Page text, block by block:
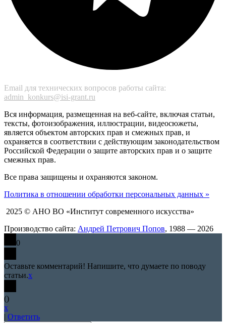
Email для технических вопросов работы сайта:
admin_konkurs@isi-grant.ru
Вся информация, размещенная на веб-сайте, включая статьи,
тексты, фотоизображения, иллюстрации, видеосюжеты,
является объектом авторских прав и смежных прав, и
охраняется в соответствии с действующим законодательством
Российской Федерации о защите авторских прав и о защите
смежных прав.
Все права защищены и охраняются законом.
Политика в отношении обработки персональных данных »
2025 © АНО ВО «Институт современного искусства»
Производство сайта: Андрей Петрович Попов, 1988 — 2026
0
Оставьте комментарий! Напишите, что думаете по поводу
статьи.x
()
x
| Ответить